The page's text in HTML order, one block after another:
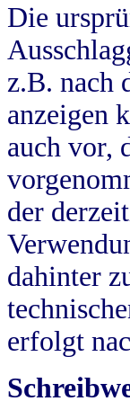
Die
z.B. nach
anzeigen
auch vor,
der
dahinter
erfolgt